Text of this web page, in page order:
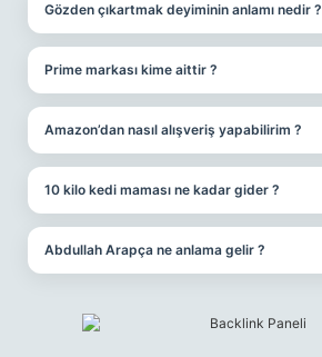
Gözden çıkartmak deyiminin anlamı nedir ?
Prime markası kime aittir ?
Amazon’dan nasıl alışveriş yapabilirim ?
10 kilo kedi maması ne kadar gider ?
Abdullah Arapça ne anlama gelir ?